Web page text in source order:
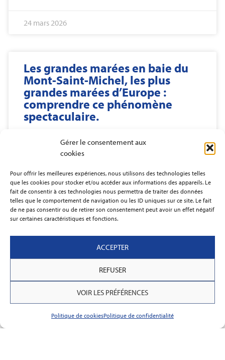
Gérer le consentement aux
cookies
Pour offrir les meilleures expériences, nous utilisons des technologies telles
que les cookies pour stocker et/ou accéder aux informations des appareils. Le
fait de consentir à ces technologies nous permettra de traiter des données
telles que le comportement de navigation ou les ID uniques sur ce site. Le fait
de ne pas consentir ou de retirer son consentement peut avoir un effet négatif
sur certaines caractéristiques et fonctions.
ACCEPTER
REFUSER
VOIR LES PRÉFÉRENCES
Politique de cookiesPolitique de confidentialité
24 mars 2026
Les grandes marées en baie du
Mont-Saint-Michel, les plus
grandes marées d’Europe :
comprendre ce phénomène
spectaculaire.
Les grandes marées en baie du Mont-Saint-Michel,
les plus grandes marées d’Europe : comprendre ce
mythiques sables mouvants, la baie,
LIRE LA SUITE »